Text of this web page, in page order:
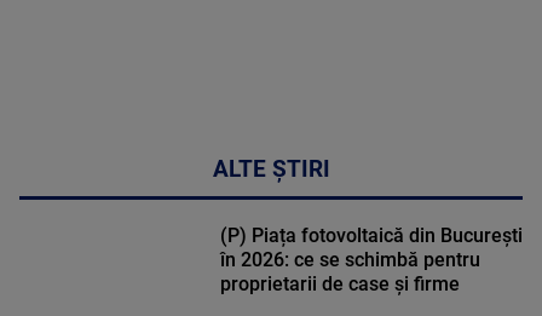
ALTE ȘTIRI
(P) Piața fotovoltaică din București
în 2026: ce se schimbă pentru
proprietarii de case și firme